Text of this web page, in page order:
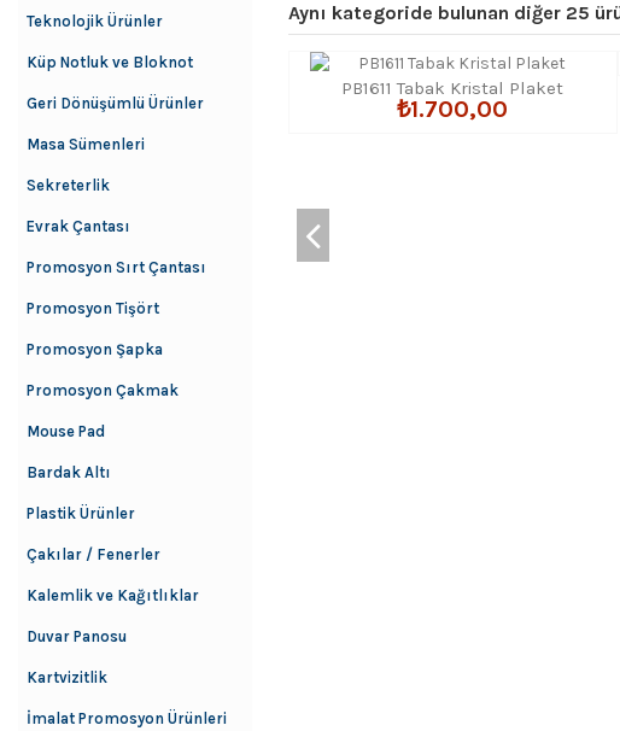
Aynı kategoride bulunan diğer 25
PB1611 Tabak Kristal Plaket
₺1.700,00
Teknolojik Ürünler
Küp Notluk ve Bloknot
Geri Dönüşümlü Ürünler
Masa Sümenleri
Sekreterlik
Evrak Çantası
Promosyon Sırt Çantası
Promosyon Tişört
Promosyon Şapka
Promosyon Çakmak
Mouse Pad
Bardak Altı
Plastik Ürünler
Çakılar / Fenerler
Kalemlik ve Kağıtlıklar
Duvar Panosu
Kartvizitlik
İmalat Promosyon Ürünleri